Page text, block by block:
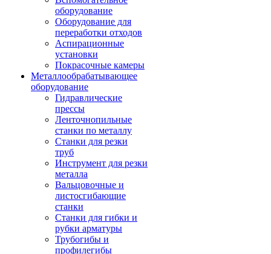
оборудование
Оборудование для
переработки отходов
Аспирационные
установки
Покрасочные камеры
Металлообрабатывающее
оборудование
Гидравлические
прессы
Ленточнопильные
станки по металлу
Станки для резки
труб
Инструмент для резки
металла
Вальцовочные и
листосгибающие
станки
Станки для гибки и
рубки арматуры
Трубогибы и
профилегибы